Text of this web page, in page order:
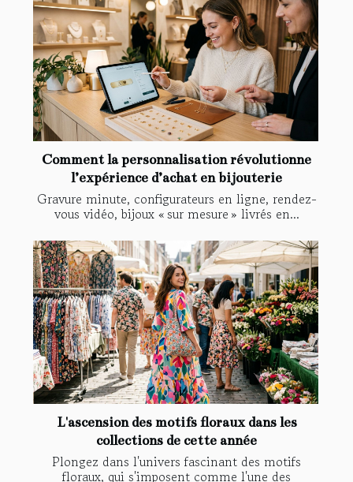
Comment la personnalisation révolutionne
l’expérience d’achat en bijouterie
Gravure minute, configurateurs en ligne, rendez-
vous vidéo, bijoux « sur mesure » livrés en...
L'ascension des motifs floraux dans les
collections de cette année
Plongez dans l'univers fascinant des motifs
floraux, qui s'imposent comme l'une des